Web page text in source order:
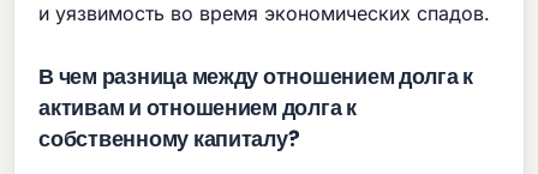
и уязвимость во время экономических спадов.
В чем разница между отношением долга к
активам и отношением долга к
собственному капиталу?